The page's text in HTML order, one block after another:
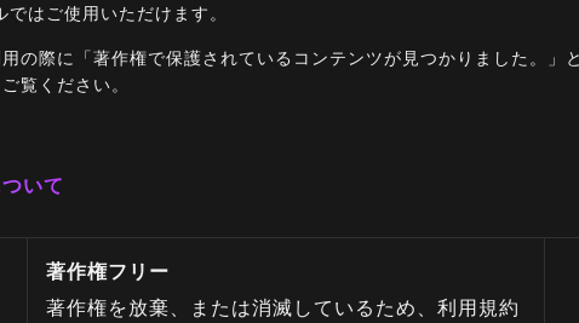
はご使用いただけます。
の際に「著作権で保護されているコンテンツが見つかりました。」
覧ください。
いて
著作権フリー
著作権を放棄、または消滅しているため、利用規約